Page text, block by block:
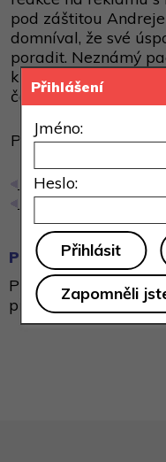
pod záštitou
domníval, že své
poradit. Neznámý
k vytvoření účtu, na
částku 242 euro.
Přečteno 16x
Zpět
Zobrazit článek
Přidat příspěvek
Přidávat příspěvky
přihlášený uživatel.
Přihlášení
Jméno:
Heslo:
Zapomněli